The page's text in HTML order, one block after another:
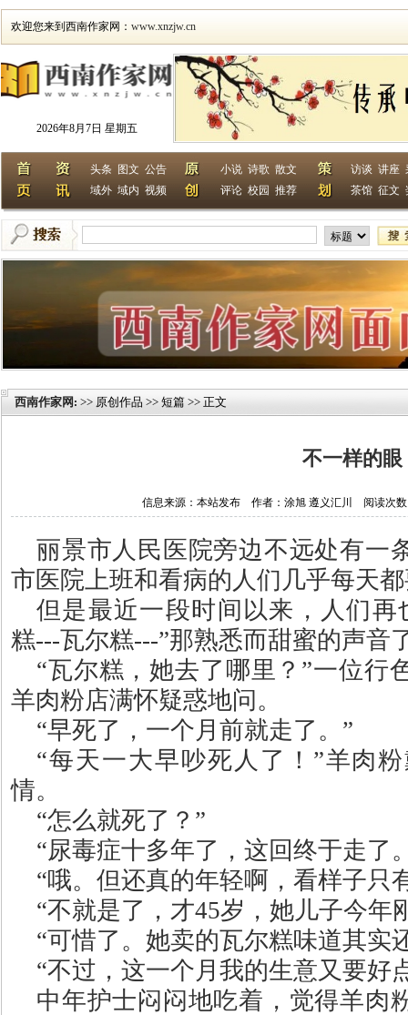
欢迎您来到西南作家网： www.xnzjw.cn
2026年8月7日 星期五
头条 图文 公告
域外 域内 视频
小说 诗歌 散文
评论 校园 推荐
访谈 讲座
茶馆 征文
西南作家网 : >> 原创作品 >> 短篇 >> 正文
不一样的眼
信息来源：本站发布 作者：涂旭 遵义汇川 阅读次数
丽景市人民医院旁边不远处有一
市医院上班和看病的人们几乎每天
但是最近一段时间以来，人们再
糕---瓦尔糕---”那熟悉而甜蜜的声音
“瓦尔糕，她去了哪里？ ”一位行
羊肉粉店满怀疑惑地问。
“早死了，一个月前就走了。 ”
“每天一大早吵死人了！ ”羊肉
情。
“怎么就死了？ ”
“尿毒症十多年了，这回终于走了
“哦。但还真的年轻啊，看样子只
“不就是了，才45岁，她儿子今年
“可惜了。她卖的瓦尔糕味道其实
“不过，这一个月我的生意又要好
中年护士闷闷地吃着，觉得羊肉